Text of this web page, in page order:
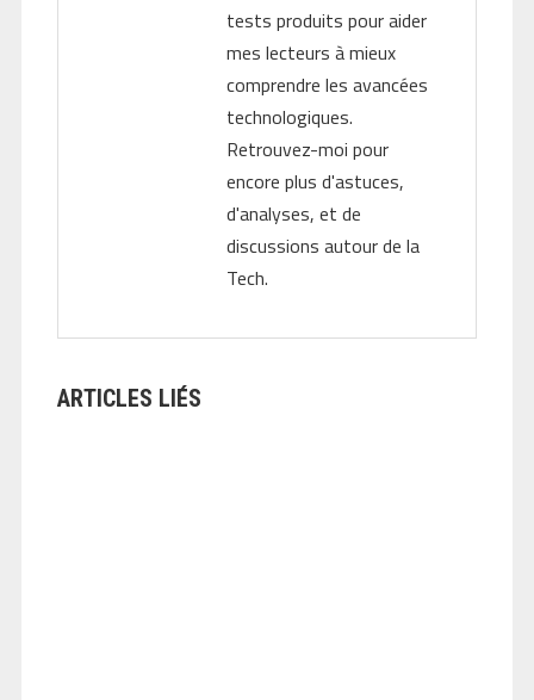
tests produits pour aider
mes lecteurs à mieux
comprendre les avancées
technologiques.
Retrouvez-moi pour
encore plus d'astuces,
d'analyses, et de
discussions autour de la
Tech.
ARTICLES LIÉS